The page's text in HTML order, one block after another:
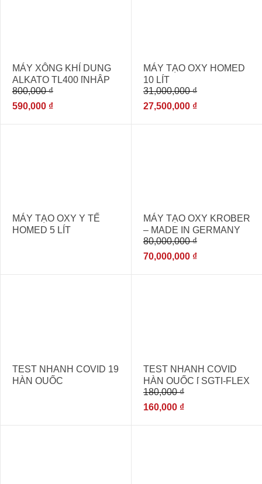
MÁY XÔNG KHÍ DUNG
ALKATO TL400 [NHẬP
KHẨU CHÍNH HÃNG
GIÁ RẺ]
800,000₫
590,000 ₫
MÁY TẠO OXY HOMED
10 LÍT
31,000,000₫
27,500,000 ₫
MÁY TẠO OXY Y TẾ
HOMED 5 LÍT
MÁY TẠO OXY KROBER
– MADE IN GERMANY
80,000,000₫
70,000,000 ₫
TEST NHANH COVID 19
HÀN QUỐC
TEST NHANH COVID
HÀN QUỐC [ SGTI-FLEX
NHẬP KHẨU CHÍNH
HÃNG ]
180,000₫
160,000 ₫